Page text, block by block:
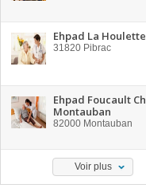
Ehpad La Houlette
31820 Pibrac
Ehpad Foucault Ch
Montauban
82000 Montauban
Voir plus